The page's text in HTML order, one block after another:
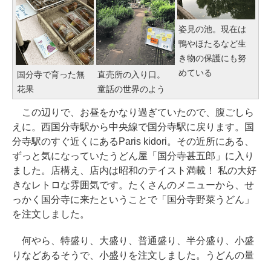
国分寺で育った無
花果
直売所の入り口。
童話の世界のよう
姿見の池。現在は
鴨やほたるなど生
き物の保護にも努
めている
この辺りで、お昼をかなり過ぎていたので、腹ごしら
えに。西国分寺駅から中央線で国分寺駅に戻ります。国
分寺駅のすぐ近くにあるParis kidori。その近所にある、
ずっと気になっていたうどん屋「国分寺甚五郎」に入り
ました。店構え、店内は昭和のテイスト満載！ 私の大好
きなレトロな雰囲気です。たくさんのメニューから、せ
っかく国分寺に来たということで「国分寺野菜うどん」
を注文しました。
何やら、特盛り、大盛り、普通盛り、半分盛り、小盛
りなどあるそうで、小盛りを注文しました。うどんの量